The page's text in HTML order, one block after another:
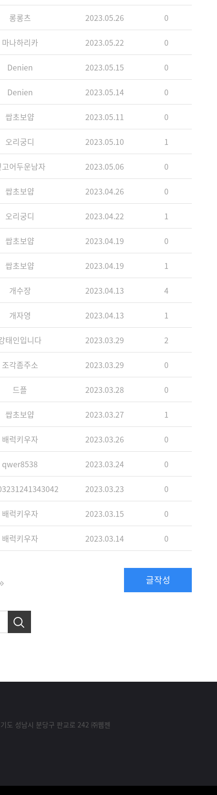
롱롱츠 2023.05.26 0
마나하리카 2023.05.22 0
Denien 2023.05.15 0
Denien 2023.05.14 0
쌉초보얍 2023.05.11 0
오리궁디 2023.05.10 1
어두운남자 2023.05.06 0
쌉초보얍 2023.04.26 0
오리궁디 2023.04.22 1
쌉초보얍 2023.04.19 0
쌉초보얍 2023.04.19 1
개수장 2023.04.13 4
개자영 2023.04.13 1
태인입니다 2023.03.29 2
조각좀주소 2023.03.29 0
드플 2023.03.28 0
쌉초보얍 2023.03.27 1
배럭키우자 2023.03.26 0
qwer8538 2023.03.24 0
2023.03.23 0
배럭키우자 2023.03.15 0
배럭키우자 2023.03.14 0
글작성
도 성남시 분당구 판교로 242 ㈜웹젠